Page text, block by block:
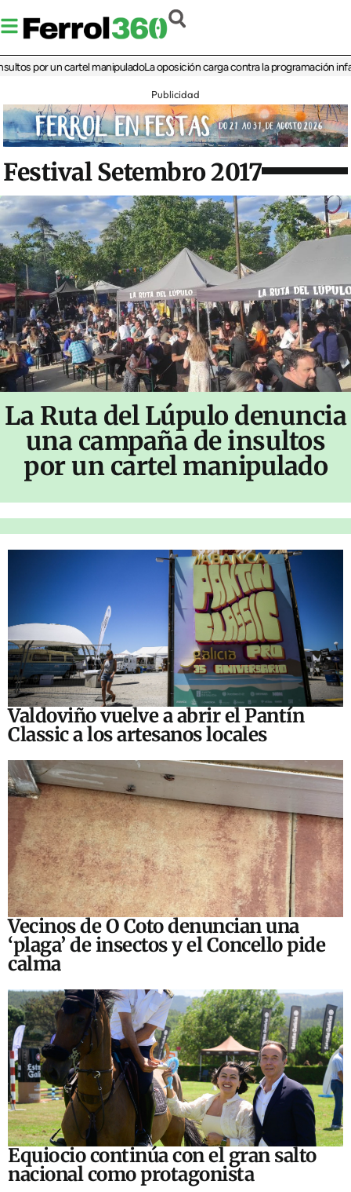
un cartel manipuladoLa oposición carga contra la programación infantil de
Publicidad
Festival Setembro 2017
La Ruta del Lúpulo denuncia
una campaña de insultos
por un cartel manipulado
Valdoviño vuelve a abrir el Pantín
Classic a los artesanos locales
Vecinos de O Coto denuncian una
‘plaga’ de insectos y el Concello pide
calma
Equiocio continúa con el gran salto
nacional como protagonista